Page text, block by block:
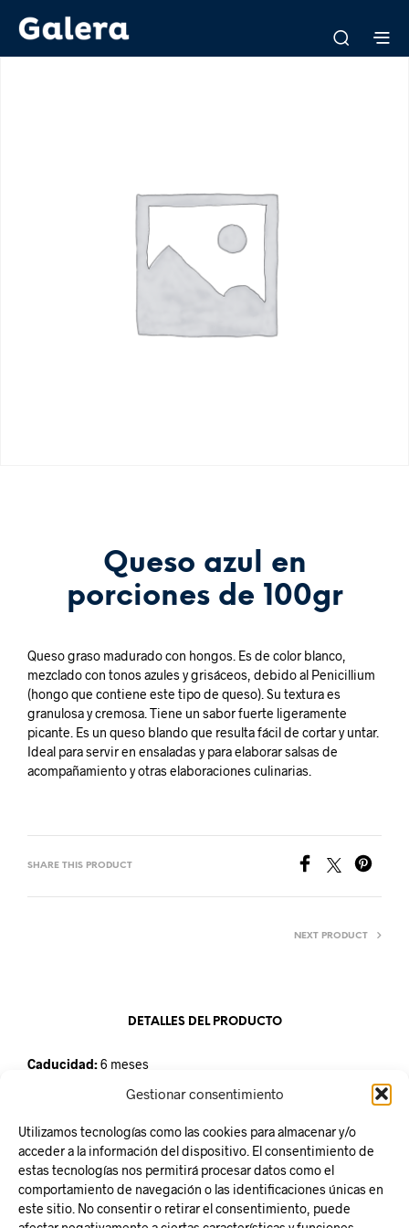
Gestionar consentimiento
Utilizamos tecnologías como las cookies para almacenar y/o
acceder a la información del dispositivo. El consentimiento de
estas tecnologías nos permitirá procesar datos como el
comportamiento de navegación o las identificaciones únicas en
este sitio. No consentir o retirar el consentimiento, puede
Queso azul en
porciones de 100gr
Queso graso madurado con hongos. Es de color blanco,
mezclado con tonos azules y grisáceos, debido al Penicillium
(hongo que contiene este tipo de queso). Su textura es
granulosa y cremosa. Tiene un sabor fuerte ligeramente
picante. Es un queso blando que resulta fácil de cortar y untar.
Ideal para servir en ensaladas y para elaborar salsas de
acompañamiento y otras elaboraciones culinarias.
SHARE THIS PRODUCT
NEXT PRODUCT
DETALLES DEL PRODUCTO
Caducidad:6 meses
mantener refrigerado entre 2º y 5ºC
Responsabilidad Social